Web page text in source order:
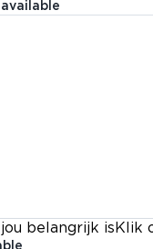
belangrijk is Klik